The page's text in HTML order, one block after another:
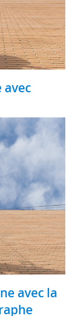
avec
avec la